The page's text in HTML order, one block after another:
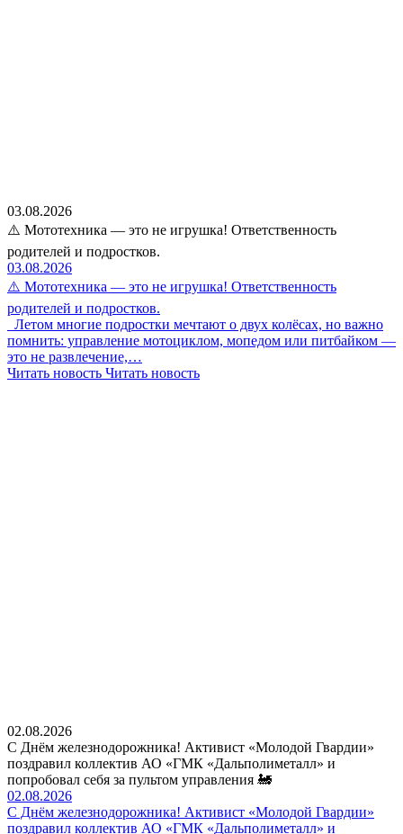
03.08.2026
⚠️ Мототехника — это не игрушка! Ответственность
родителей и подростков.
03.08.2026
⚠️ Мототехника — это не игрушка! Ответственность
родителей и подростков.
Летом многие подростки мечтают о двух колёсах, но важно
помнить: управление мотоциклом, мопедом или питбайком —
это не развлечение,…
Читать новость Читать новость
02.08.2026
С Днём железнодорожника! Активист «Молодой Гвардии»
поздравил коллектив АО «ГМК «Дальполиметалл» и
попробовал себя за пультом управления 🚂
02.08.2026
С Днём железнодорожника! Активист «Молодой Гвардии»
поздравил коллектив АО «ГМК «Дальполиметалл» и